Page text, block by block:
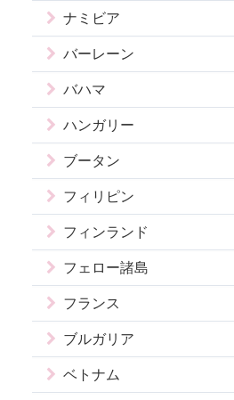
ナミビア
バーレーン
バハマ
ハンガリー
ブータン
フィリピン
フィンランド
フェロー諸島
フランス
ブルガリア
ベトナム